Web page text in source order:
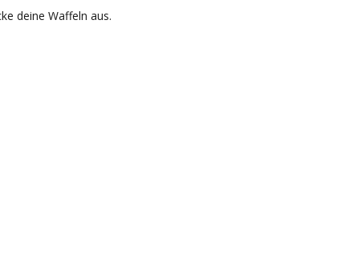
deine Waffeln aus.